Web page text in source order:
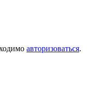
авторизоваться.